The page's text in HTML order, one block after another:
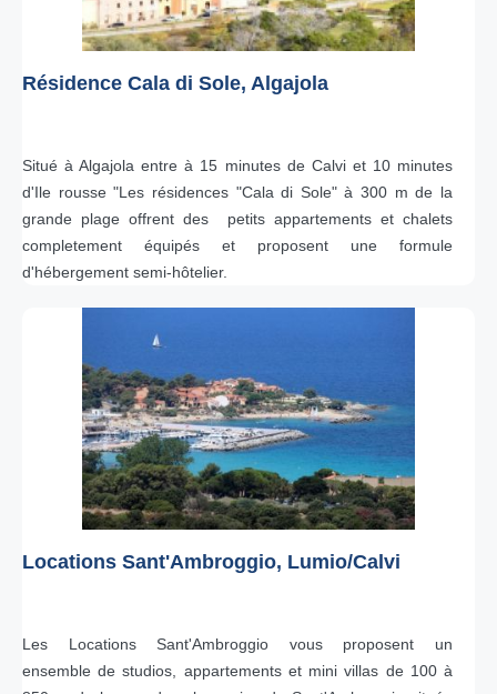
Résidence Cala di Sole, Algajola
Situé à Algajola entre à 15 minutes de Calvi et 10 minutes
d'Ile rousse "Les résidences "Cala di Sole" à 300 m de la
grande plage offrent des petits appartements et chalets
completement équipés et proposent une formule
d'hébergement semi-hôtelier.
Locations Sant'Ambroggio, Lumio/Calvi
Les Locations Sant'Ambroggio vous proposent un
ensemble de studios, appartements et mini villas de 100 à